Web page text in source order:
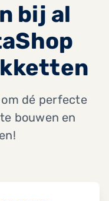
bij al
dé perfecte
bouwen en